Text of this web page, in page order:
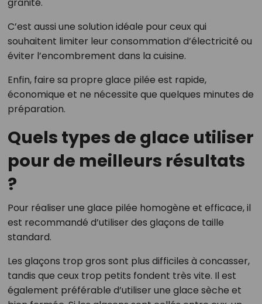
granité.
C’est aussi une solution idéale pour ceux qui
souhaitent limiter leur consommation d’électricité ou
éviter l’encombrement dans la cuisine.
Enfin, faire sa propre glace pilée est rapide,
économique et ne nécessite que quelques minutes de
préparation.
Quels types de glace utiliser
pour de meilleurs résultats
?
Pour réaliser une glace pilée homogène et efficace, il
est recommandé d’utiliser des glaçons de taille
standard.
Les glaçons trop gros sont plus difficiles à concasser,
tandis que ceux trop petits fondent très vite. Il est
également préférable d’utiliser une glace sèche et